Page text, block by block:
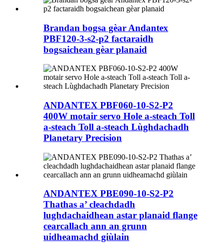
Brandan bogsa gèar Andantex
PBF120-3-s2-p2 factaraidh
bogsaichean gèar planaid
ANDANTEX PBF060-10-S2-P2
400W motair servo Hole a-steach Toll
a-steach Toll a-steach Lùghdachadh
Planetary Precision
ANDANTEX PBE090-10-S2-P2
Thathas a’ cleachdadh
lughdachaidhean astar planaid flange
cearcallach ann an grunn
uidheamachd giùlain